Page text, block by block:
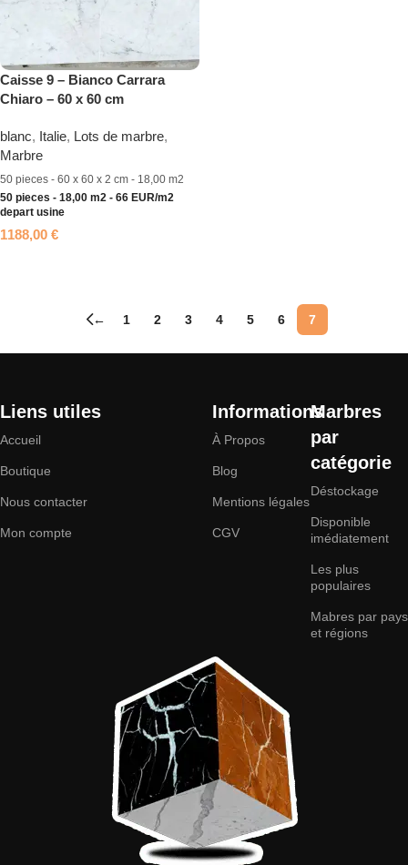
Caisse 9 – Bianco Carrara
Chiaro – 60 x 60 cm
blanc, Italie, Lots de marbre,
Marbre
50 pieces - 60 x 60 x 2 cm - 18,00 m2
50 pieces - 18,00 m2 - 66 EUR/m2
depart usine
1188,00 €
← 1 2 3 4 5 6 7
Liens utiles
Accueil
Boutique
Nous contacter
Mon compte
Informations
À Propos
Blog
Mentions légales
CGV
Marbres
par
catégorie
Déstockage
Disponible
imédiatement
Les plus
populaires
Mabres par pays
et régions